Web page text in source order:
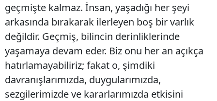
geçmişte kalmaz. İnsan, yaşadığı her şeyi
arkasında bırakarak ilerleyen boş bir varlık
değildir. Geçmiş, bilincin derinliklerinde
yaşamaya devam eder. Biz onu her an açıkça
hatırlamayabiliriz; fakat o, şimdiki
davranışlarımızda, duygularımızda,
sezgilerimizde ve kararlarımızda etkisini